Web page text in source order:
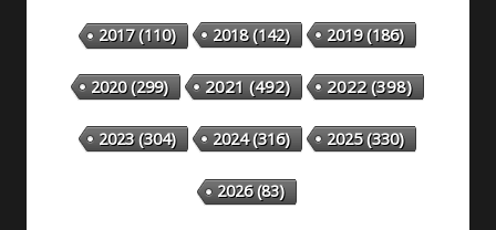
2017(110) 2018(142) 2019(186)
2020(299) 2021(492) 2022(398)
2023(304) 2024(316) 2025(330)
2026(83)